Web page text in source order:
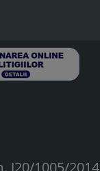
J20/1005/2014